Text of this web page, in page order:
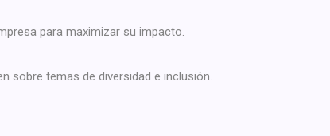
para maximizar su impacto.
sobre temas de diversidad e inclusión.